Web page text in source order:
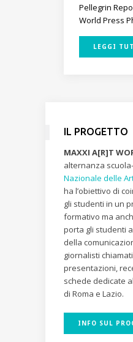
Pellegrin
World Press
LEGGI
IL PROGETTO
MAXXI A[R]T
alternanza
Nazionale delle
ha l’obiettivo di
gli studenti in un
formativo ma
porta gli studenti
della
giornalisti
presentazioni,
schede dedicate
di Roma e Lazio.
INFO SUL